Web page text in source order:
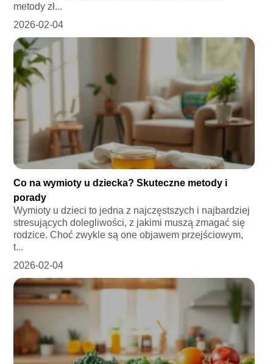
metody zł...
2026-02-04
Co na wymioty u dziecka? Skuteczne metody i
porady
Wymioty u dzieci to jedna z najczęstszych i najbardziej
stresujących dolegliwości, z jakimi muszą zmagać się
rodzice. Choć zwykle są one objawem przejściowym,
t...
2026-02-04